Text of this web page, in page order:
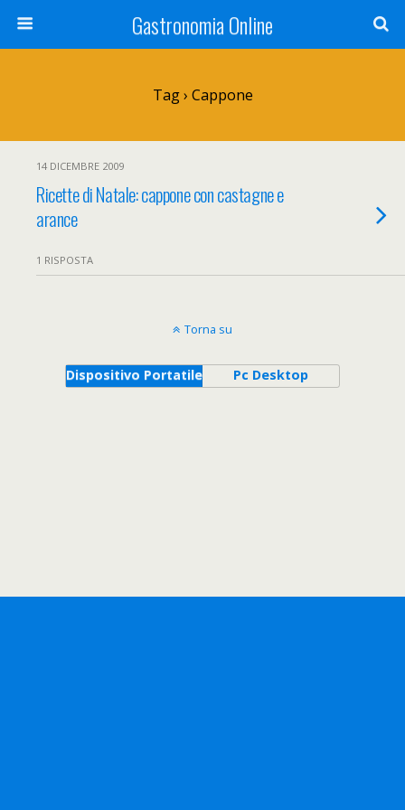
Gastronomia Online
Tag › Cappone
14 DICEMBRE 2009
Ricette di Natale: cappone con castagne e
arance
1 RISPOSTA
Torna su
Dispositivo Portatile Pc Desktop